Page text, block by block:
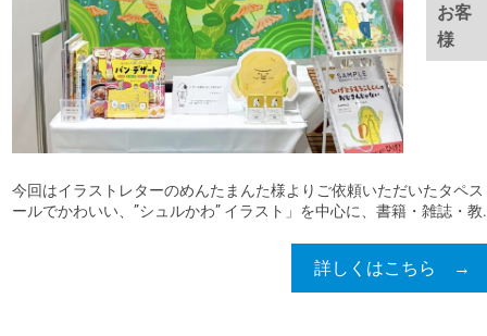
お客
様
今回はイラストレターのめんたまんた様よりご依頼いただいたタペ
ールでかわいい、”シュルかわ” イラスト」を中心に、書籍・雑誌・教
詳しくはこちら →